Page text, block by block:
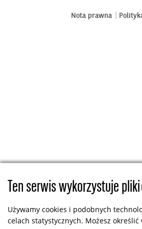
Nota prawna
Ten serwis wykorzystuje
Używamy cookies i podobnych
celach statystycznych. Możesz